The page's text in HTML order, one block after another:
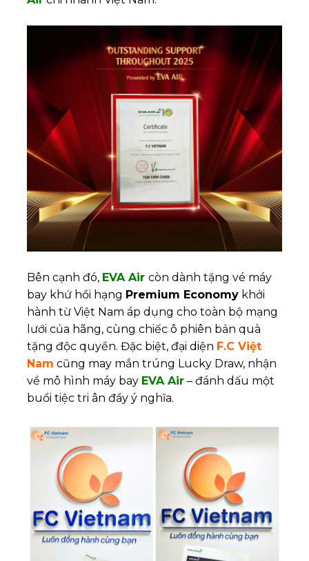
Bên cạnh đó, EVA Air còn dành tặng vé máy
bay khứ hồi hạng Premium Economy khởi
hành từ Việt Nam áp dụng cho toàn bộ mạng
lưới của hãng, cùng chiếc ô phiên bản quà
tặng độc quyền. Đặc biệt, đại diện F.C Việt
Nam cũng may mắn trúng Lucky Draw, nhận
về mô hình máy bay EVA Air – đánh dấu một
buổi tiệc tri ân đầy ý nghĩa.